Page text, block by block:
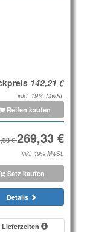
inkl. 19% MwSt.
Reifen kaufen
inkl. 19% MwSt.
Satz kaufen
Details
Lieferzeiten